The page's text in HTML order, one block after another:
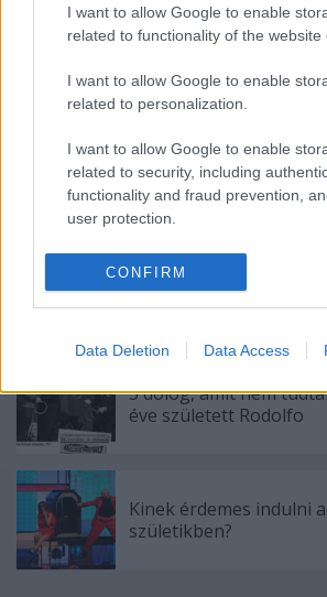
I want to allow Google to enable
related to functionality of the website
I want to allow Google to enable
related to personalization.
I want to allow Google to enable
related to security, including
functionality and fraud prevention,
user protection.
CONFIRM
Data Deletion Data Access
Ajánlott bejegyzések:
39 éve halt meg
interjú
A hét idézete: Rodolfo
5 dolog, amit nem
éve született Rodolfo
Kinek érdemes indulni
születikben?